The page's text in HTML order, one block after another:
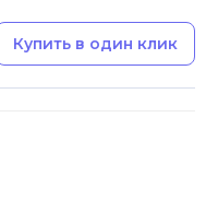
Купить в один клик